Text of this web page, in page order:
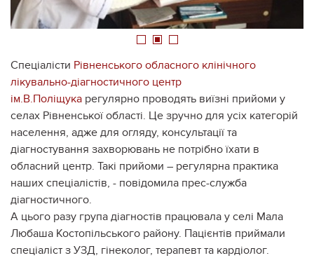
1 2 3
Спеціалісти Рівненського обласного клінічного
лікувально-діагностичного центр
ім.В.Поліщука регулярно проводять виїзні прийоми у
селах Рівненської області. Це зручно для усіх категорій
населення, адже для огляду, консультації та
діагностування захворювань не потрібно їхати в
обласний центр. Такі прийоми – регулярна практика
наших спеціалістів, - повідомила прес-служба
діагностичного.
А цього разу група діагностів працювала у селі Мала
Любаша Костопільського району. Пацієнтів приймали
спеціаліст з УЗД, гінеколог, терапевт та кардіолог.